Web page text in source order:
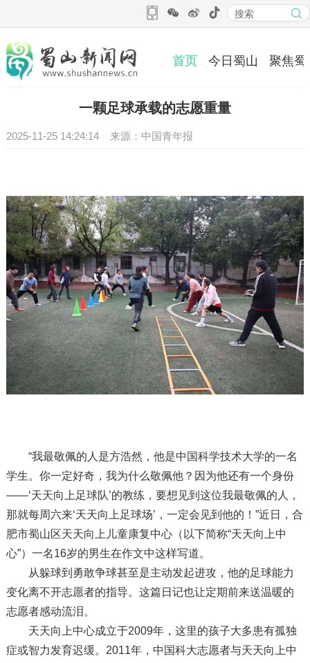
首页 今日蜀山 聚焦蜀
一颗足球承载的志愿重量
2025-11-25 14:24:14 来源：中国青年报
“我最敬佩的人是方浩然，他是中国科学技术大学的一名
学生。你一定好奇，我为什么敬佩他？因为他还有一个身份
——‘天天向上足球队’的教练，要想见到这位我最敬佩的人，
那就每周六来‘天天向上足球场’，一定会见到他的！”近日，合
肥市蜀山区天天向上儿童康复中心（以下简称“天天向上中
心”）一名16岁的男生在作文中这样写道。
从躲球到勇敢争球甚至是主动发起进攻，他的足球能力
变化离不开志愿者的指导。这篇日记也让定期前来送温暖的
志愿者感动流泪。
天天向上中心成立于2009年，这里的孩子大多患有孤独
症或智力发育迟缓。2011年，中国科大志愿者与天天向上中